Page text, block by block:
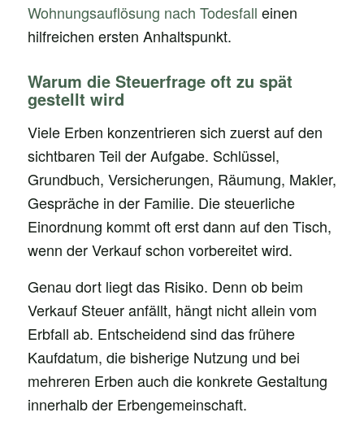
Wohnungsauflösung nach Todesfall einen
hilfreichen ersten Anhaltspunkt.
Warum die Steuerfrage oft zu spät
gestellt wird
Viele Erben konzentrieren sich zuerst auf den
sichtbaren Teil der Aufgabe. Schlüssel,
Grundbuch, Versicherungen, Räumung, Makler,
Gespräche in der Familie. Die steuerliche
Einordnung kommt oft erst dann auf den Tisch,
wenn der Verkauf schon vorbereitet wird.
Genau dort liegt das Risiko. Denn ob beim
Verkauf Steuer anfällt, hängt nicht allein vom
Erbfall ab. Entscheidend sind das frühere
Kaufdatum, die bisherige Nutzung und bei
mehreren Erben auch die konkrete Gestaltung
innerhalb der Erbengemeinschaft.